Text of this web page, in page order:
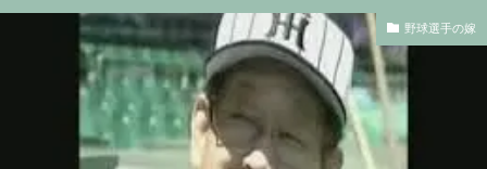
野球選手の嫁